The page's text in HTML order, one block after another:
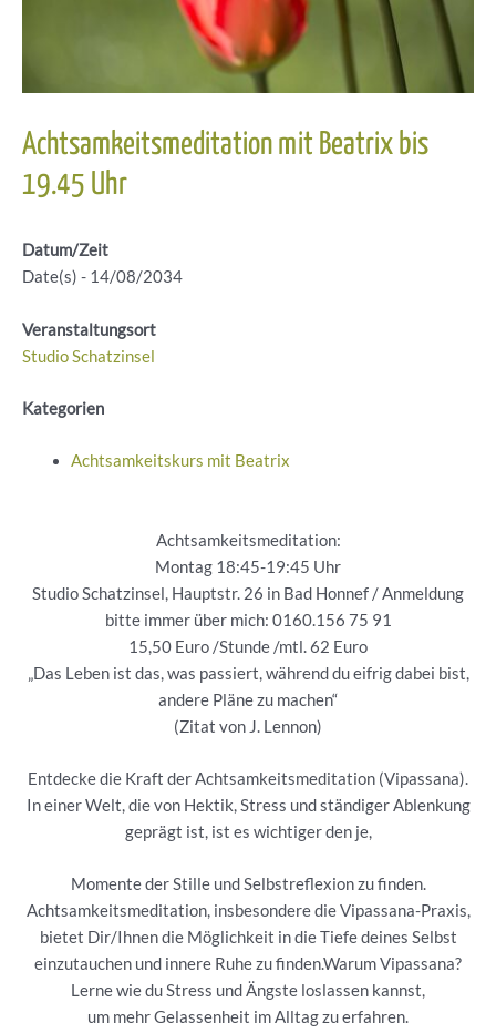
Achtsamkeitsmeditation mit Beatrix bis
19.45 Uhr
Datum/Zeit
Date(s) - 14/08/2034
Veranstaltungsort
Studio Schatzinsel
Kategorien
Achtsamkeitskurs mit Beatrix
Achtsamkeitsmeditation:
Montag 18:45-19:45 Uhr
Studio Schatzinsel, Hauptstr. 26 in Bad Honnef / Anmeldung
bitte immer über mich: 0160.156 75 91
15,50 Euro /Stunde /mtl. 62 Euro
„Das Leben ist das, was passiert, während du eifrig dabei bist,
andere Pläne zu machen“
(Zitat von J. Lennon)
Entdecke die Kraft der Achtsamkeitsmeditation (Vipassana).
In einer Welt, die von Hektik, Stress und ständiger Ablenkung
geprägt ist, ist es wichtiger den je,
Momente der Stille und Selbstreflexion zu finden.
Achtsamkeitsmeditation, insbesondere die Vipassana-Praxis,
bietet Dir/Ihnen die Möglichkeit in die Tiefe deines Selbst
einzutauchen und innere Ruhe zu finden.Warum Vipassana?
Lerne wie du Stress und Ängste loslassen kannst,
um mehr Gelassenheit im Alltag zu erfahren.